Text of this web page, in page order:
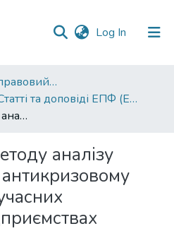
Log In (current)
04. Економіко-правовий факультет
Статті та доповіді ЕПФ (Економічні науки)
Застосування методу аналізу витрат і вигід в антикризовому управлінні на сучасних українських підприємствах
аналізу
антикризовому